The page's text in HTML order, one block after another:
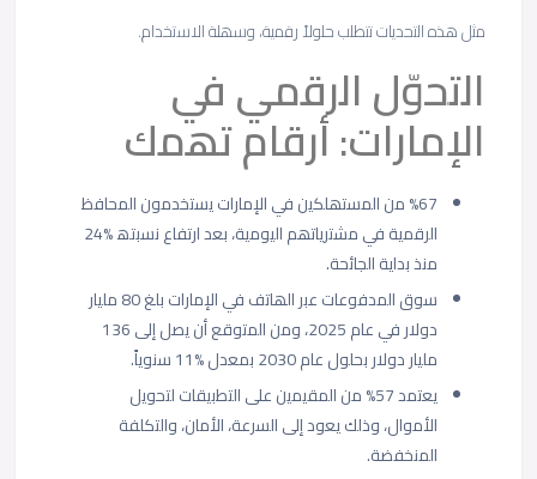
ﻣﺛل ھذه اﻟﺗﺣدﯾﺎت ﺗﺗطﻠب ﺣﻠوﻻً رﻗﻣﯾﺔ، وﺳﮭﻠﺔ اﻻﺳﺗﺧدام.
اﻟﺗﺣوّل اﻟرﻗﻣﻲ ﻓﻲ
اﻹﻣﺎرات: أرﻗﺎم ﺗﮭﻣك
%67 ﻣن اﻟﻣﺳﺗﮭﻠﻛﯾن ﻓﻲ اﻹﻣﺎرات ﯾﺳﺗﺧدﻣون اﻟﻣﺣﺎﻓظ
اﻟرﻗﻣﯾﺔ ﻓﻲ ﻣﺷﺗرﯾﺎﺗﮭم اﻟﯾوﻣﯾﺔ، ﺑﻌد ارﺗﻔﺎع ﻧﺳﺑﺗﮫ %24
ﻣﻧذ ﺑداﯾﺔ اﻟﺟﺎﺋﺣﺔ.
ﺳوق اﻟﻣدﻓوﻋﺎت ﻋﺑر اﻟﮭﺎﺗف ﻓﻲ اﻹﻣﺎرات ﺑﻠﻎ 80 ﻣﻠﯾﺎر
دوﻻر ﻓﻲ ﻋﺎم 2025، وﻣن اﻟﻣﺗوﻗﻊ أن ﯾﺻل إﻟﻰ 136
ﻣﻠﯾﺎر دوﻻر ﺑﺣﻠول ﻋﺎم 2030 ﺑﻣﻌدل %11 ﺳﻧوﯾﺎً.
ﯾﻌﺗﻣد 57% ﻣن اﻟﻣﻘﯾﻣﯾن ﻋﻠﻰ اﻟﺗطﺑﯾﻘﺎت ﻟﺗﺣوﯾل
اﻷﻣوال، وذﻟك ﯾﻌود إﻟﻰ اﻟﺳرﻋﺔ، اﻷﻣﺎن، واﻟﺗﻛﻠﻔﺔ
اﻟﻣﻧﺧﻔﺿﺔ.